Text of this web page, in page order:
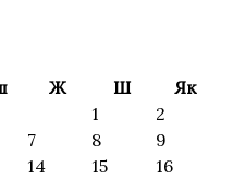
Ж Ш
Як
1
2
7 8
9
14 15
16